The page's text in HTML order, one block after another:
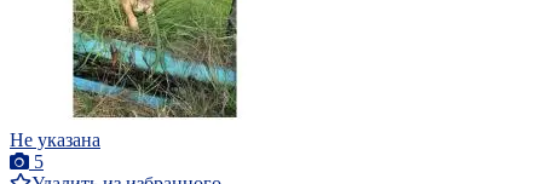
Не указана
5